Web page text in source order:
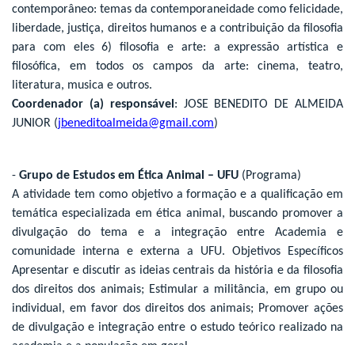
contemporâneo: temas da contemporaneidade como felicidade,
liberdade, justiça, direitos humanos e a contribuição da filosofia
para com eles 6) filosofia e arte: a expressão artística e
filosófica, em todos os campos da arte: cinema, teatro,
literatura, musica e outros.
Coordenador (a) responsável : JOSE BENEDITO DE ALMEIDA
JUNIOR (jbeneditoalmeida@gmail.com)
- Grupo de Estudos em Ética Animal – UFU (Programa)
A atividade tem como objetivo a formação e a qualificação em
temática especializada em ética animal, buscando promover a
divulgação do tema e a integração entre Academia e
comunidade interna e externa a UFU. Objetivos Específicos
Apresentar e discutir as ideias centrais da história e da filosofia
dos direitos dos animais; Estimular a militância, em grupo ou
individual, em favor dos direitos dos animais; Promover ações
de divulgação e integração entre o estudo teórico realizado na